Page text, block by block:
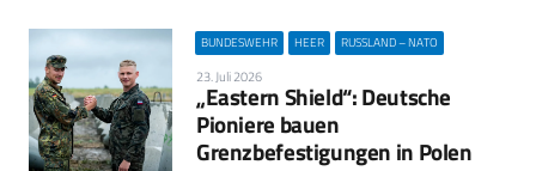
BUNDESWEHR HEER RUSSLAND – NATO
23. Juli 2026
„Eastern Shield“: Deutsche
Pioniere bauen
Grenzbefestigungen in Polen